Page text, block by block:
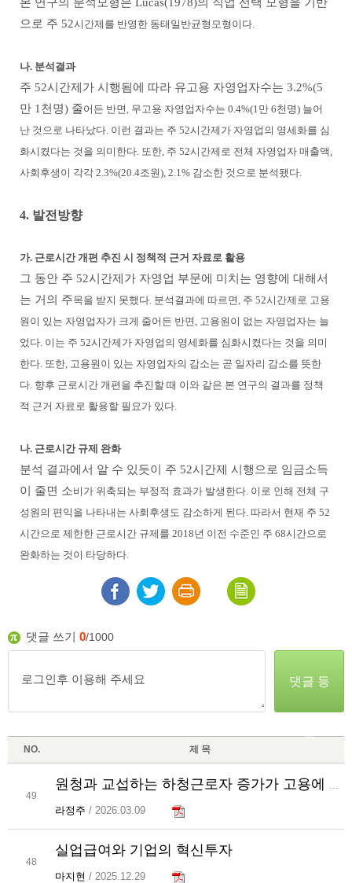
으로 주 52시간제를 반영한 동태일반균형모형이다.
나. 분석결과
주 52시간제가 시행됨에 따라 유고용 자영업자수는 3.2%(5
만 1천명) 줄어든 반면, 무고용 자영업자수는 0.4%(1만 6천명) 늘어
난 것으로 나타났다. 이런 결과는 주 52시간제가 자영업의 영세화를 심
화시켰다는 것을 의미한다. 또한, 주 52시간제로 전체 자영업자 매출액,
사회후생이 각각 2.3%(20.4조원), 2.1% 감소한 것으로 분석됐다.
4. 발전방향
가. 근로시간 개편 추진 시 정책적 근거 자료로 활용
그 동안 주 52시간제가 자영업 부문에 미치는 영향에 대해서
는 거의 주목을 받지 못했다. 분석결과에 따르면, 주 52시간제로 고용
원이 있는 자영업자가 크게 줄어든 반면, 고용원이 없는 자영업자는 늘
었다. 이는 주 52시간제가 자영업의 영세화를 심화시켰다는 것을 의미
한다. 또한, 고용원이 있는 자영업자의 감소는 곧 일자리 감소를 뜻한
다. 향후 근로시간 개편을 추진할 때 이와 같은 본 연구의 결과를 정책
적 근거 자료로 활용할 필요가 있다.
나. 근로시간 규제 완화
분석 결과에서 알 수 있듯이 주 52시간제 시행으로 임금소득
이 줄면 소비가 위축되는 부정적 효과가 발생한다. 이로 인해 전체 구
성원의 편익을 나타내는 사회후생도 감소하게 된다. 따라서 현재 주 52
시간으로 제한한 근로시간 규제를 2018년 이전 수준인 주 68시간으로
완화하는 것이 타당하다.
댓글 쓰기 0/1000
댓글 등
록
NO. 제 목
49
원청과 교섭하는 하청근로자 증가가 고용에 미치는 영향
라정주 / 2026.03.09
48
실업급여와 기업의 혁신투자
마지현 / 2025.12.29